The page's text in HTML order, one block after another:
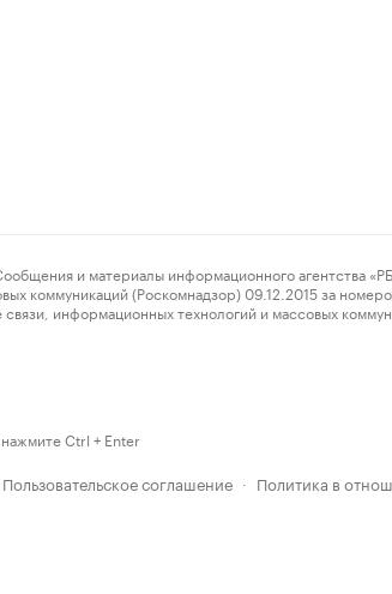
и материалы информационного агентства
коммуникаций (Роскомнадзор) 09.12.2015 за
информационных технологий и массовых
Ctrl + Enter
Пользовательское соглашение · Политика в